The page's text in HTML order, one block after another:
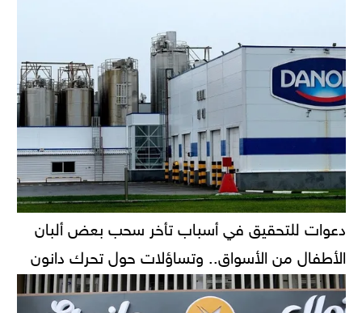
دعوات للتحقيق في أسباب تأخر سحب بعض ألبان
الأطفال من الأسواق.. وتساؤلات حول تحرك دانون